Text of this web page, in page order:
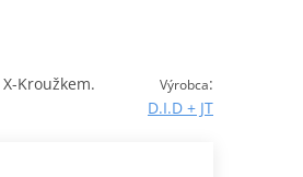
Výrobca:
D.I.D + JT
Kroužkem.